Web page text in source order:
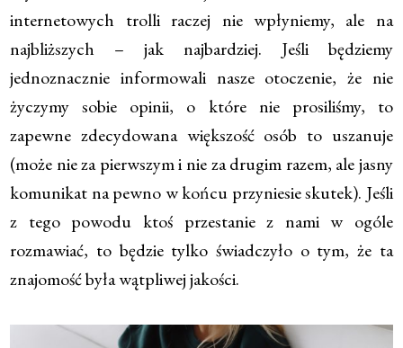
internetowych trolli raczej nie wpłyniemy, ale na
najbliższych – jak najbardziej. Jeśli będziemy
jednoznacznie informowali nasze otoczenie, że nie
życzymy sobie opinii, o które nie prosiliśmy, to
zapewne zdecydowana większość osób to uszanuje
(może nie za pierwszym i nie za drugim razem, ale jasny
komunikat na pewno w końcu przyniesie skutek). Jeśli
z tego powodu ktoś przestanie z nami w ogóle
rozmawiać, to będzie tylko świadczyło o tym, że ta
znajomość była wątpliwej jakości.